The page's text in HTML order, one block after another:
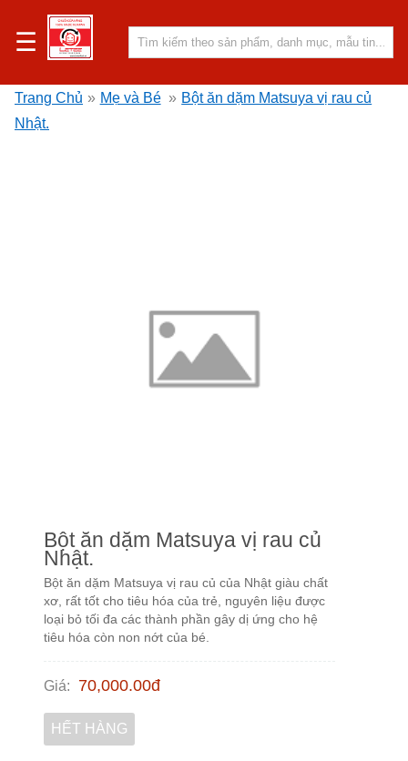
☰
Trang Chủ » Mẹ và Bé » Bột ăn dặm Matsuya vị rau củ
Nhật.
Bột ăn dặm Matsuya vị rau củ
Nhật.
Bột ăn dặm Matsuya vị rau củ của Nhật giàu chất
xơ, rất tốt cho tiêu hóa của trẻ, nguyên liệu được
loại bỏ tối đa các thành phần gây dị ứng cho hệ
tiêu hóa còn non nớt của bé.
Giá: 70,000.00đ
HẾT HÀNG